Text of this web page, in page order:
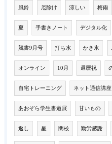
風鈴 厄除け 涼しい 梅雨
夏 手書きノート デジタル化
競書9月号 打ち水 かき氷
オンライン 10月 還暦祝
自宅トレーニング ネット通信講座
あおぞら学生書道展 甘いもの
返し 星 閉校 勤労感謝